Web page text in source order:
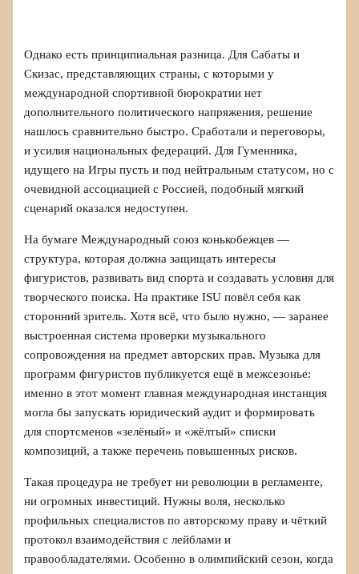
Однако есть принципиальная разница. Для Сабаты и
Скизас, представляющих страны, с которыми у
международной спортивной бюрократии нет
дополнительного политического напряжения, решение
нашлось сравнительно быстро. Сработали и переговоры,
и усилия национальных федераций. Для Гуменника,
идущего на Игры пусть и под нейтральным статусом, но с
очевидной ассоциацией с Россией, подобный мягкий
сценарий оказался недоступен.
На бумаге Международный союз конькобежцев —
структура, которая должна защищать интересы
фигуристов, развивать вид спорта и создавать условия для
творческого поиска. На практике ISU повёл себя как
сторонний зритель. Хотя всё, что было нужно, — заранее
выстроенная система проверки музыкального
сопровождения на предмет авторских прав. Музыка для
программ фигуристов публикуется ещё в межсезонье:
именно в этот момент главная международная инстанция
могла бы запускать юридический аудит и формировать
для спортсменов «зелёный» и «жёлтый» списки
композиций, а также перечень повышенных рисков.
Такая процедура не требует ни революции в регламенте,
ни огромных инвестиций. Нужны воля, несколько
профильных специалистов по авторскому праву и чёткий
протокол взаимодействия с лейблами и
правообладателями. Особенно в олимпийский сезон, когда